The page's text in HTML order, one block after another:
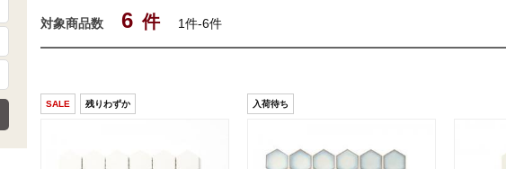
対象商品数 6 件 1件-6件
SALE 残りわずか 入荷待ち